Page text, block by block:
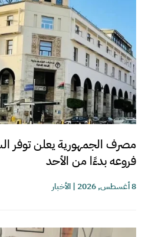
مصرف الجمهورية يعلن توفر
فروعه بدءًا من الأحد
8 أغسطس, 2026 |الأخبار